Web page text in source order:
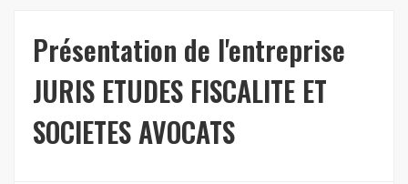
Présentation de l'entreprise
JURIS ETUDES FISCALITE ET
SOCIETES AVOCATS